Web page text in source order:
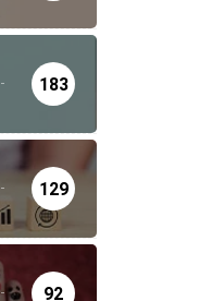
183
129
92